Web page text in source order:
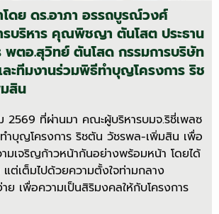
ดย ดร.อาภา อรรถบูรณ์วงศ์
รบริหาร คุณพิชญา ตันโสต ประธาน
พตอ.สุวิทย์ ตันโสด กรรมการบริษัท
ะทีมงานร่วมพิธีทำบุญโครงการ ริช
สิน
2569 ที่ผ่านมา คณะผู้บริหารบมจ.ริชี่เพลซ
ำบุญโครงการ ริชตัน วัชรพล-เพิ่มสิน เพื่อ
ามเจริญก้าวหน้ากันอย่างพร้อมหน้า โดยได้
ต่เต็มไปด้วยความตั้งใจท่ามกลาง
ย เพื่อความเป็นสิริมงคลให้กับโครงการ